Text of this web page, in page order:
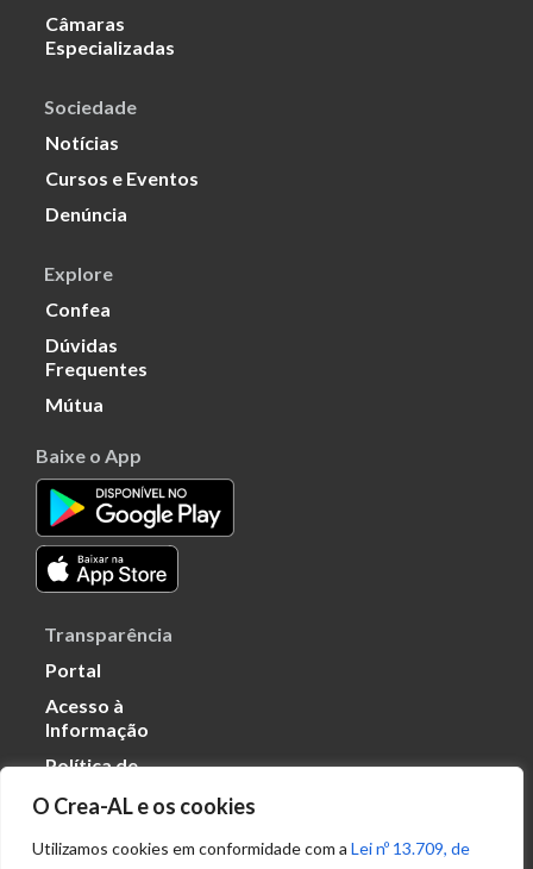
O Crea-AL e os cookies
Utilizamos cookies em conformidade com a Lei nº 13.709, de
Câmaras
Especializadas
Sociedade
Notícias
Cursos e Eventos
Denúncia
Explore
Confea
Dúvidas
Frequentes
Mútua
Baixe o App
Transparência
Portal
Acesso à
Informação
Política de
Dados